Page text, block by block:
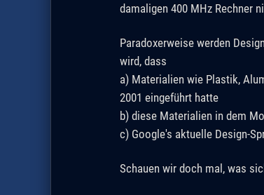
damaligen 400 MHz Rechner
Paradoxerweise werden
wird, dass
a) Materialien wie Plastik,
2001 eingeführt hatte
b) diese Materialien in dem
c) Google's aktuelle Design-
Schauen wir doch mal, was